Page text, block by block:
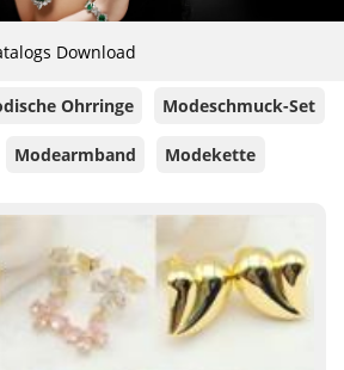
Download
Ohrringe Modeschmuck-Set
Modearmband Modekette